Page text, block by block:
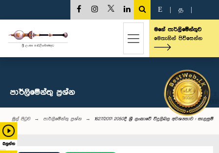
බලන්න
E த
මගේ පාර්ලිමේන්තුව
මෙතැනින් පිවිසෙන්න
පාර්ලි‌මේන්තු‌ ප්‍රශ්න
මුල් පිටුව පාර්ලි‌මේන්තු‌ ප්‍රශ්න 1627/2017: 2050දී ශ්‍රී ලංකාවේ විදුලිබල අවශ්‍යතාව : සැලසුම්